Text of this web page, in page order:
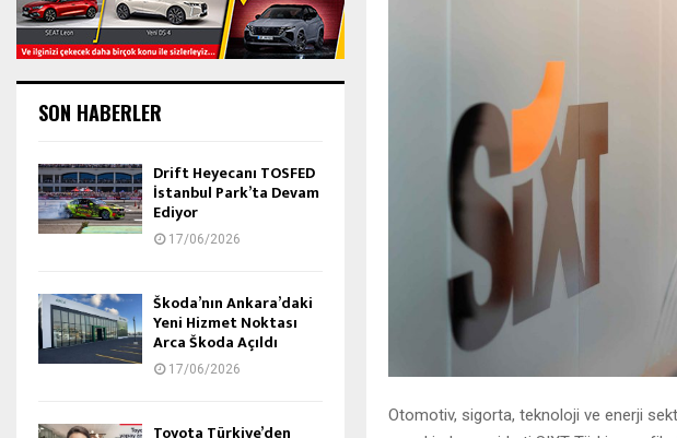
Otomotiv, sigorta, teknoloji ve enerji
SON HABERLER
Drift Heyecanı TOSFED
İstanbul Park’ta Devam
Ediyor
17/06/2026
Škoda’nın Ankara’daki
Yeni Hizmet Noktası
Arca Škoda Açıldı
17/06/2026